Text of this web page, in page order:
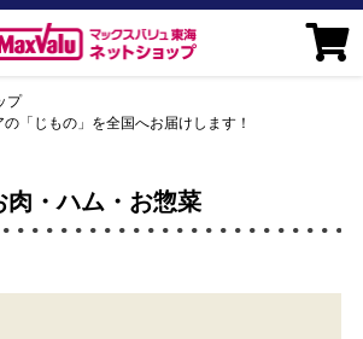
プ
「じもの」を全国へお届けします！
肉・ハム・お惣菜